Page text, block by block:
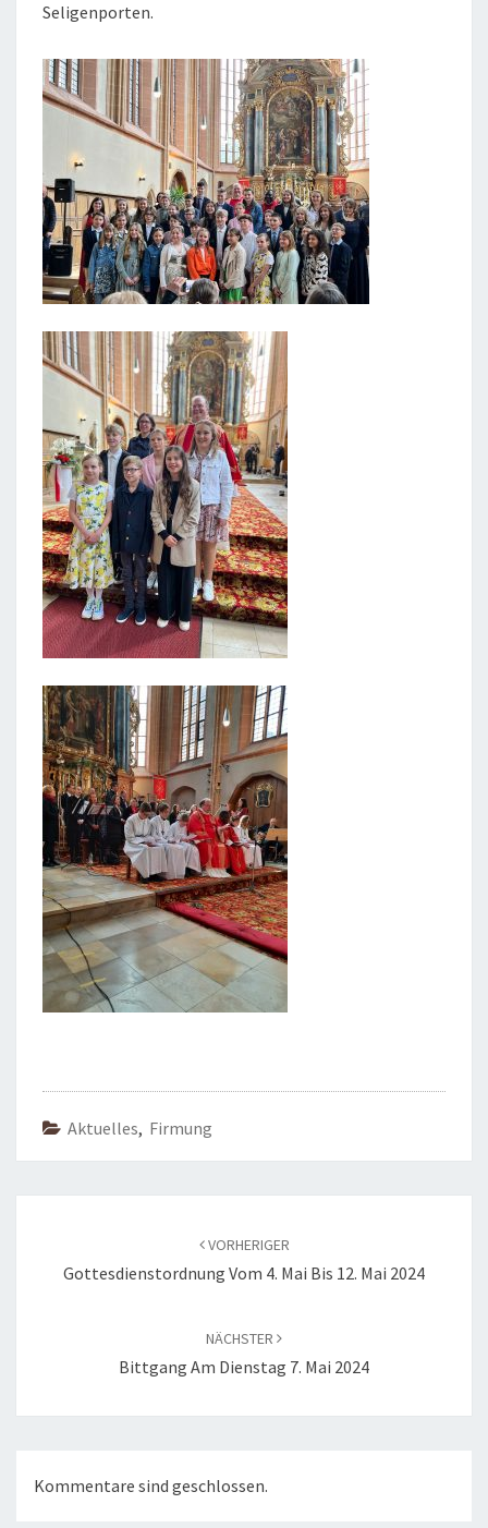
Seligenporten.
Aktuelles, Firmung
VORHERIGER
Gottesdienstordnung Vom 4. Mai Bis 12. Mai 2024
NÄCHSTER
Bittgang Am Dienstag 7. Mai 2024
Kommentare sind geschlossen.